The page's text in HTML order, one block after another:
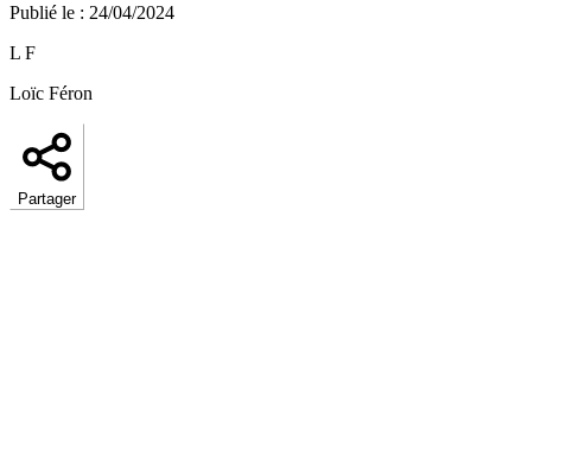
Publié le : 24/04/2024
L F
Loïc Féron
Partager